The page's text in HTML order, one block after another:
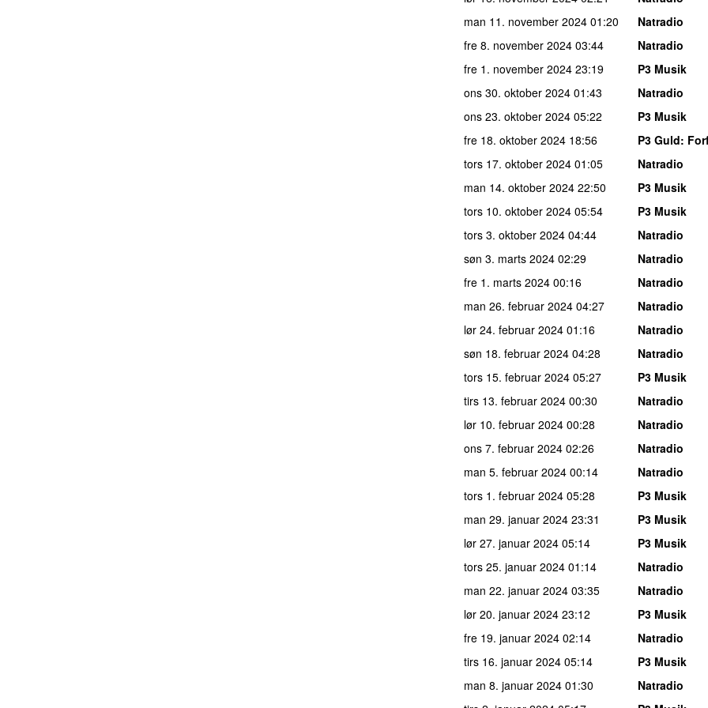
man 11. november 2024 01:20
Natradio
fre 8. november 2024 03:44
Natradio
fre 1. november 2024 23:19
P3 Musik
ons 30. oktober 2024 01:43
Natradio
ons 23. oktober 2024 05:22
P3 Musik
fre 18. oktober 2024 18:56 P3 Guld:
tors 17. oktober 2024 01:05
Natradio
man 14. oktober 2024 22:50
P3 Musik
tors 10. oktober 2024 05:54
P3 Musik
tors 3. oktober 2024 04:44
Natradio
søn 3. marts 2024 02:29
Natradio
fre 1. marts 2024 00:16
Natradio
man 26. februar 2024 04:27
Natradio
lør 24. februar 2024 01:16
Natradio
søn 18. februar 2024 04:28
Natradio
tors 15. februar 2024 05:27
P3 Musik
tirs 13. februar 2024 00:30
Natradio
lør 10. februar 2024 00:28
Natradio
ons 7. februar 2024 02:26
Natradio
man 5. februar 2024 00:14
Natradio
tors 1. februar 2024 05:28
P3 Musik
man 29. januar 2024 23:31
P3 Musik
lør 27. januar 2024 05:14
P3 Musik
tors 25. januar 2024 01:14
Natradio
man 22. januar 2024 03:35
Natradio
lør 20. januar 2024 23:12
P3 Musik
fre 19. januar 2024 02:14
Natradio
tirs 16. januar 2024 05:14
P3 Musik
man 8. januar 2024 01:30
Natradio